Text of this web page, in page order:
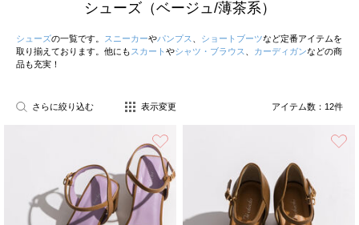
シューズ（ベージュ/薄茶系）
シューズの一覧です。 スニーカーやパンプス ショートブーツなど定番アイテムを
取り揃えております。他にも スカート やシャツ・ブラウス カーディガンなどの商
品も充実！
さらに絞り込む 表示変更 アイテム数： 12件